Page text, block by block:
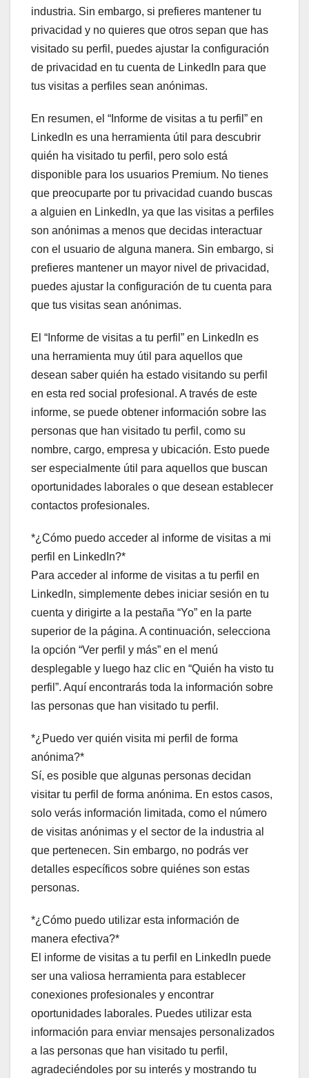
industria. Sin embargo, si prefieres mantener tu
privacidad y no quieres que otros sepan que has
visitado su perfil, puedes ajustar la configuración
de privacidad en tu cuenta de LinkedIn para que
tus visitas a perfiles sean anónimas.
En resumen, el “Informe de visitas a tu perfil” en
LinkedIn es una herramienta útil para descubrir
quién ha visitado tu perfil, pero solo está
disponible para los usuarios Premium. No tienes
que preocuparte por tu privacidad cuando buscas
a alguien en LinkedIn, ya que las visitas a perfiles
son anónimas a menos que decidas interactuar
con el usuario de alguna manera. Sin embargo, si
prefieres mantener un mayor nivel de privacidad,
puedes ajustar la configuración de tu cuenta para
que tus visitas sean anónimas.
El “Informe de visitas a tu perfil” en LinkedIn es
una herramienta muy útil para aquellos que
desean saber quién ha estado visitando su perfil
en esta red social profesional. A través de este
informe, se puede obtener información sobre las
personas que han visitado tu perfil, como su
nombre, cargo, empresa y ubicación. Esto puede
ser especialmente útil para aquellos que buscan
oportunidades laborales o que desean establecer
contactos profesionales.
*¿Cómo puedo acceder al informe de visitas a mi
perfil en LinkedIn?*
Para acceder al informe de visitas a tu perfil en
LinkedIn, simplemente debes iniciar sesión en tu
cuenta y dirigirte a la pestaña “Yo” en la parte
superior de la página. A continuación, selecciona
la opción “Ver perfil y más” en el menú
desplegable y luego haz clic en “Quién ha visto tu
perfil”. Aquí encontrarás toda la información sobre
las personas que han visitado tu perfil.
*¿Puedo ver quién visita mi perfil de forma
anónima?*
Sí, es posible que algunas personas decidan
visitar tu perfil de forma anónima. En estos casos,
solo verás información limitada, como el número
de visitas anónimas y el sector de la industria al
que pertenecen. Sin embargo, no podrás ver
detalles específicos sobre quiénes son estas
personas.
*¿Cómo puedo utilizar esta información de
manera efectiva?*
El informe de visitas a tu perfil en LinkedIn puede
ser una valiosa herramienta para establecer
conexiones profesionales y encontrar
oportunidades laborales. Puedes utilizar esta
información para enviar mensajes personalizados
a las personas que han visitado tu perfil,
agradeciéndoles por su interés y mostrando tu